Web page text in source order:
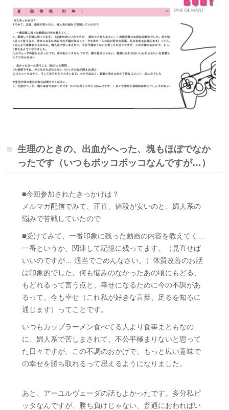
生理のときの、出血がへった、塊もほぼでなか
ったです（いつもボッコボッコなんですが…）
■今回参加されたきっかけは？
メルマガ配信でみて、正直、値段が安いのと、婦人系の
悩みで苦戦していたので
■受けてみて、一番印象に残った動画の内容を教えてく…
一番というか、関連して記憶に残ってます。（見直せば
いいのですが… 適当でごめんなさい。）体質改善のお話
は印象的でした。何も悩みのなかったあの頃にもどる、
もどれるって言う点と、幸せになるために今の不調があ
るって、今も幸せ（これ私が好きな言葉、足るを知るに
通じます）ってことです。
いつもカップラーメン食べてる人より食事まともなの
に、婦人系で苦しまされて、不公平極まりないと思って
た日々ですが、この不調のおかげで、もっと広い意味で
の幸せを勝ち取れるって思えるようになりました。
あと、アーユルヴェーダの話もよかったです。多分私ピ
ッタなんですが、勝ち負けじゃない、普通におわればい